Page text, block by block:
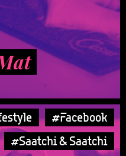
#Facebook
#Saatchi & Saatchi